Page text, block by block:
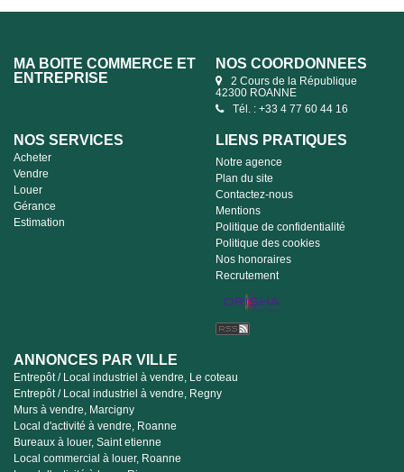
MA BOITE COMMERCE ET
ENTREPRISE
NOS COORDONNÉES
2 Cours de la République
42300 ROANNE
Tél. : +33 4 77 60 44 16
NOS SERVICES
Acheter
Vendre
Louer
Gérance
Estimation
LIENS PRATIQUES
Notre agence
Plan du site
Contactez-nous
Mentions
Politique de confidentialité
Politique des cookies
Nos honoraires
Recrutement
ANNONCES PAR VILLE
Entrepôt / Local industriel à vendre, Le coteau
Entrepôt / Local industriel à vendre, Regny
Murs à vendre, Marcigny
Local d'activité à vendre, Roanne
Bureaux à louer, Saint etienne
Local commercial à louer, Roanne